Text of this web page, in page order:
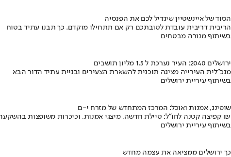
הסוד של איינשטיין שיגדיל לכם את הפנסיה
הריבית דריבית עובדת לטובתכם רק אם תתחילו מוקדם. כך תבנו עתיד בטוח
בשיתוף מנורה מבטחים
ירושלים 2040: העיר נערכת ל 1.5 מליון תושבים
מנכ"לית העירייה מציגה תוכנית להשארת הצעירים ובניית עתיד הדור הבא
בשיתוף עיריית ירושלים
שופינג, אמנות ואוכל: המרכז המתחדש של מזרח י-ם
קפיצה קטנה לחו"ל: טיילת חדשה, מיצגי אמנות, וכיכרות משופצות בהשקעה של 100 מיליון ₪
בשיתוף עיריית ירושלים
כך ירושלים ממציאה את עצמה מחדש